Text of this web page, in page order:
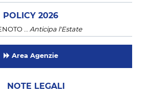
POLICY 2026
… Anticipa l'Estate
Area Agenzie
NOTE LEGALI